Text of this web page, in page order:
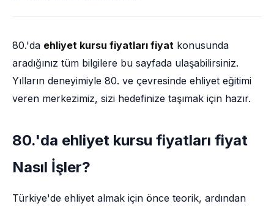
80.'da ehliyet kursu fiyatları fiyat konusunda
aradığınız tüm bilgilere bu sayfada ulaşabilirsiniz.
Yılların deneyimiyle 80. ve çevresinde ehliyet eğitimi
veren merkezimiz, sizi hedefinize taşımak için hazır.
80.'da ehliyet kursu fiyatları fiyat
Nasıl İşler?
Türkiye'de ehliyet almak için önce teorik, ardından